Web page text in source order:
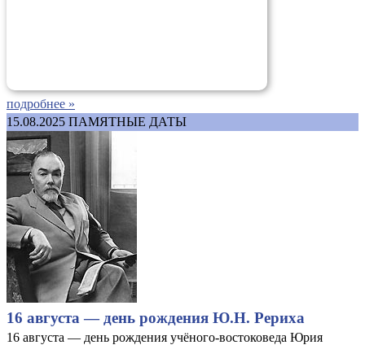
подробнее »
15.08.2025 ПАМЯТНЫЕ ДАТЫ
16 августа — день рождения Ю.Н. Рериха
16 августа — день рождения учёного-востоковеда Юрия